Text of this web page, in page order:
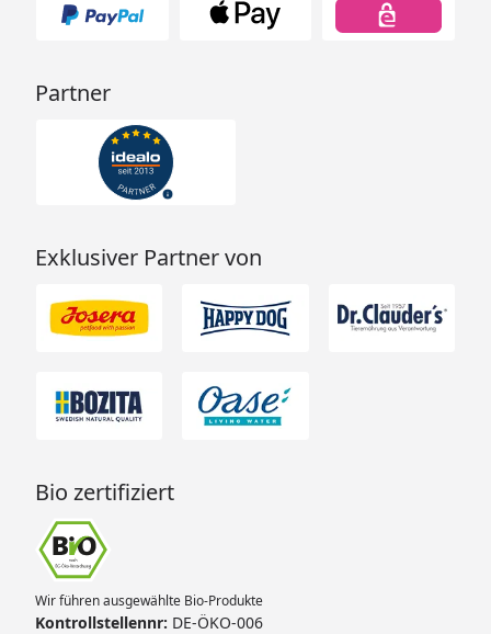
Partner
Exklusiver Partner von
Bio zertifiziert
Wir führen ausgewählte Bio-Produkte
Kontrollstellennr: DE-ÖKO-006